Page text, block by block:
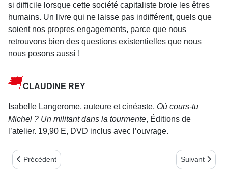
si difficile lorsque cette société capitaliste broie les êtres
humains. Un livre qui ne laisse pas indifférent, quels que
soient nos propres engagements, parce que nous
retrouvons bien des questions existentielles que nous
nous posons aussi !
CLAUDINE REY
Isabelle Langerome, auteure et cinéaste, Où cours-tu
Michel ? Un militant dans la tourmente, Éditions de
l’atelier. 19,90 E, DVD inclus avec l’ouvrage.
Article précédent : Notes de lecture 4e trimestre 2008
Précédent Article
Suivant